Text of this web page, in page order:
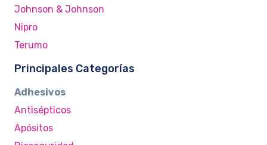
Johnson & Johnson
Nipro
Terumo
Principales Categorías
Adhesivos
Antisépticos
Apósitos